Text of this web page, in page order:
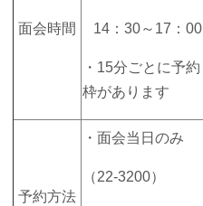
面会時間 14：30～17：00
・15分ごとに予約
枠があります
予約方法
・面会当日のみ
（22-3200）